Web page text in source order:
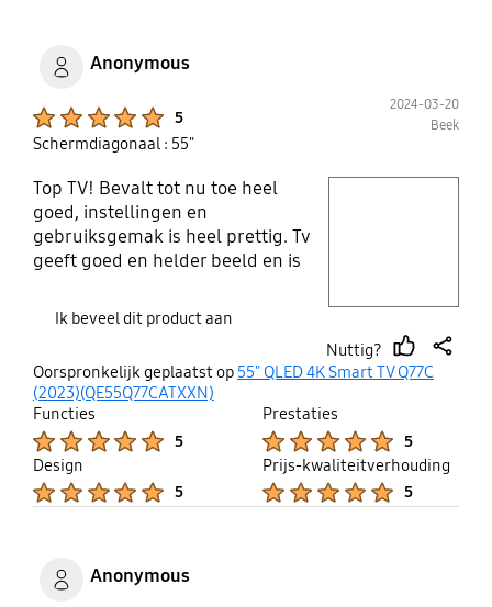
Anonymous
5
2024-03-20
Beek
Schermdiagonaal : 55"
Top TV! Bevalt tot nu toe heel
goed, instellingen en
gebruiksgemak is heel prettig. Tv
geeft goed en helder beeld en is
voorkeur.
Ik beveel dit product aan
Nuttig?
thumbshare
Oorspronkelijk geplaatst op 55" QLED 4K Smart TV Q77C
(2023)(QE55Q77CATXXN)
Functies
5
Prestaties
5
Design
5
Prijs-kwaliteitverhouding
5
Anonymous